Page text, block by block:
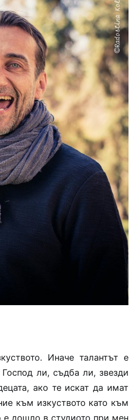
Иначе талантът е
ли, съдба ли, звезди
ако те искат да имат
към изкуството като към
е дошло в студиото при мен